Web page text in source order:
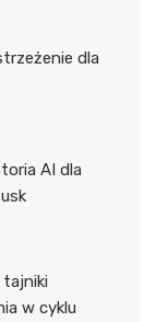
dla
AI dla
tajniki
w cyklu